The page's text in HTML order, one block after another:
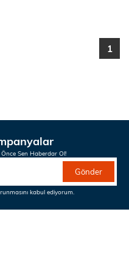
1
Sen Haberdar Ol!
Gönder
kabul ediyorum.